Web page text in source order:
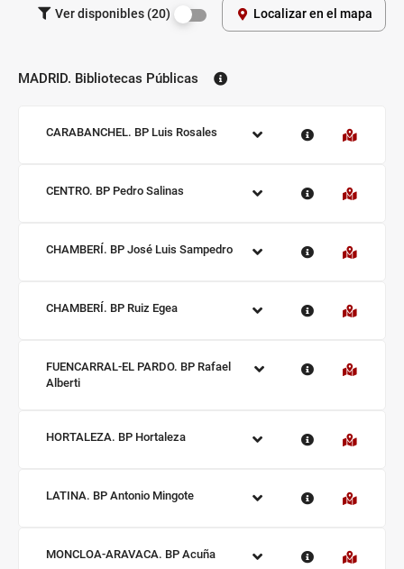
ejemplares
Ver disponibles (20) Localizar en el mapa
Biblioteca:
MADRID. Bibliotecas Públicas
Sucursal:
CARABANCHEL. BP Luis Rosales
Sucursal:
CENTRO. BP Pedro Salinas
Sucursal:
CHAMBERÍ. BP José Luis Sampedro
Sucursal:
CHAMBERÍ. BP Ruiz Egea
Sucursal:
FUENCARRAL-EL PARDO. BP Rafael
Alberti
Sucursal:
HORTALEZA. BP Hortaleza
Sucursal:
LATINA. BP Antonio Mingote
Sucursal:
MONCLOA-ARAVACA. BP Acuña